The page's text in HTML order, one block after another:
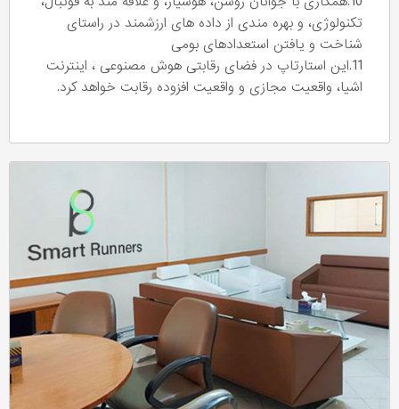
تکنولوژی، و بهره مندی از داده های ارزشمند در راستای
شناخت و یافتن استعدادهای بومی
11.این استارتاپ در فضای رقابتی هوش مصنوعی ، اینترنت
اشیا، واقعیت مجازی و واقعیت افزوده رقابت خواهد کرد.